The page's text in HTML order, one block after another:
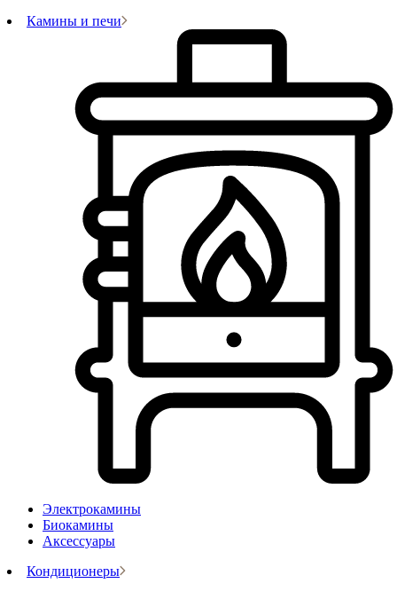
Камины и печи
Электрокамины
Биокамины
Аксессуары
Кондиционеры